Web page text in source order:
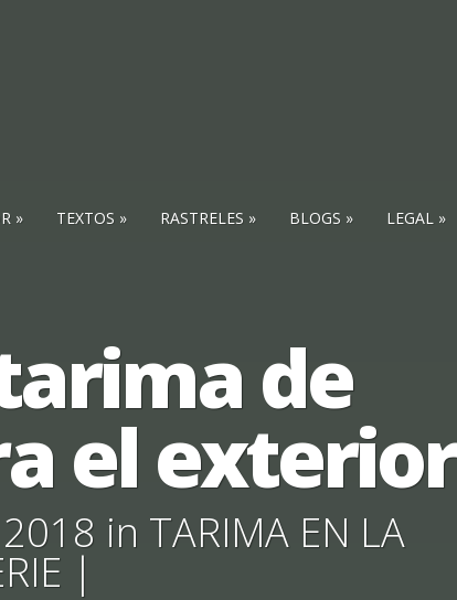
TEXTOS RASTRELES BLOGS
LEGAL
de
el exterior
in TARIMA EN LA
|